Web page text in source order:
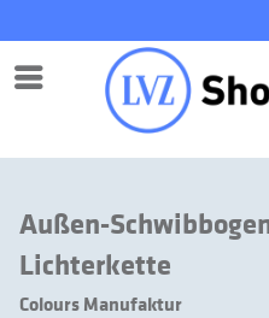
Menü
Außen-
Lichterkette
Colours Manufaktur